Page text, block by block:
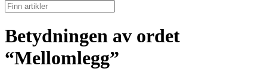
Betydningen av ordet
“Mellomlegg”